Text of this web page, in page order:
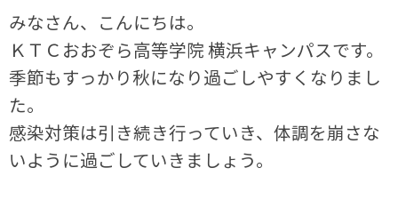
みなさん、こんにちは。
ＫＴＣおおぞら高等学院 横浜キャンパスです。
季節もすっかり秋になり過ごしやすくなりまし
た。
感染対策は引き続き行っていき、体調を崩さな
いように過ごしていきましょう。